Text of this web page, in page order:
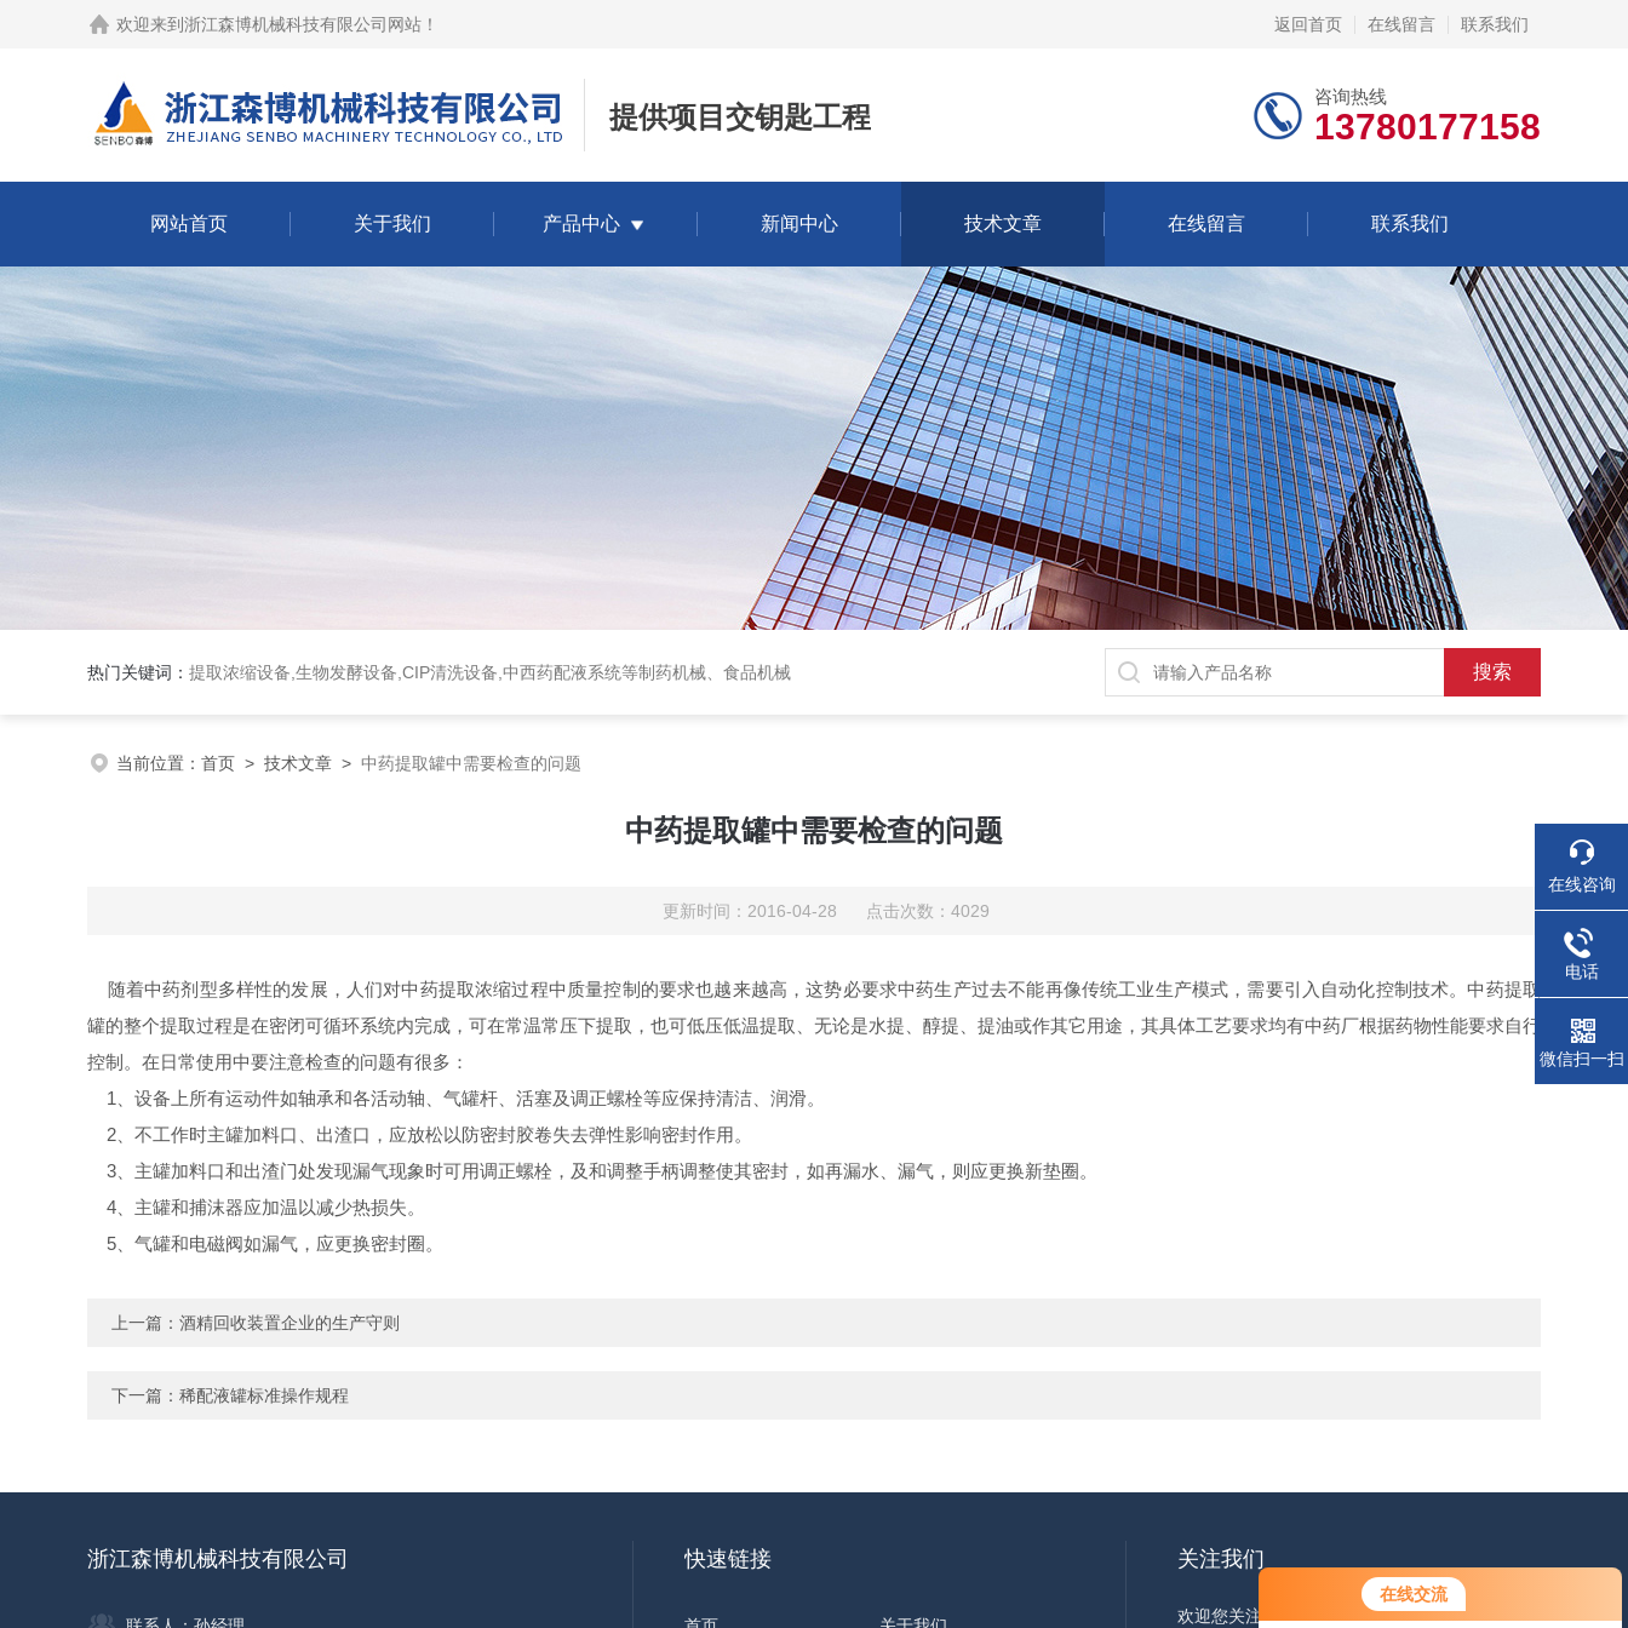
在线交流
欢迎来到 浙江森博机械科技有限公司网站 ！ 返回首页 在线留言 联系我们
提供项目交钥匙工程
咨询热线
13780177158
网站首页 关于我们 产品中心 新闻中心 技术文章 在线留言 联系我们
热门关键词： 提取浓缩设备,生物发酵设备,CIP清洗设备,中西药配液系统等制药机械、食品机械
当前位置： 首页 > 技术文章 > 中药提取罐中需要检查的问题
中药提取罐中需要检查的问题
更新时间：2016-04-28 点击次数：4029
随着中药剂型多样性的发展，人们对中药提取浓缩过程中质量控制的要求也越来越高，这势必要求中药生产过去不能再像传统工业生产模式，需要引入自动化控制技术。中药提取
罐的整个提取过程是在密闭可循环系统内完成，可在常温常压下提取，也可低压低温提取、无论是水提、醇提、提油或作其它用途，其具体工艺要求均有中药厂根据药物性能要求自行
控制。在日常使用中要注意检查的问题有很多：
1、设备上所有运动件如轴承和各活动轴、气罐杆、活塞及调正螺栓等应保持清洁、润滑。
2、不工作时主罐加料口、出渣口，应放松以防密封胶卷失去弹性影响密封作用。
3、主罐加料口和出渣门处发现漏气现象时可用调正螺栓，及和调整手柄调整使其密封，如再漏水、漏气，则应更换新垫圈。
4、主罐和捕沫器应加温以减少热损失。
5、气罐和电磁阀如漏气，应更换密封圈。
上一篇： 酒精回收装置企业的生产守则
下一篇： 稀配液罐标准操作规程
浙江森博机械科技有限公司 快速链接 关注我们
欢迎您关注我们的微信公众号了解更多信息
在线咨询
电话
微信扫一扫